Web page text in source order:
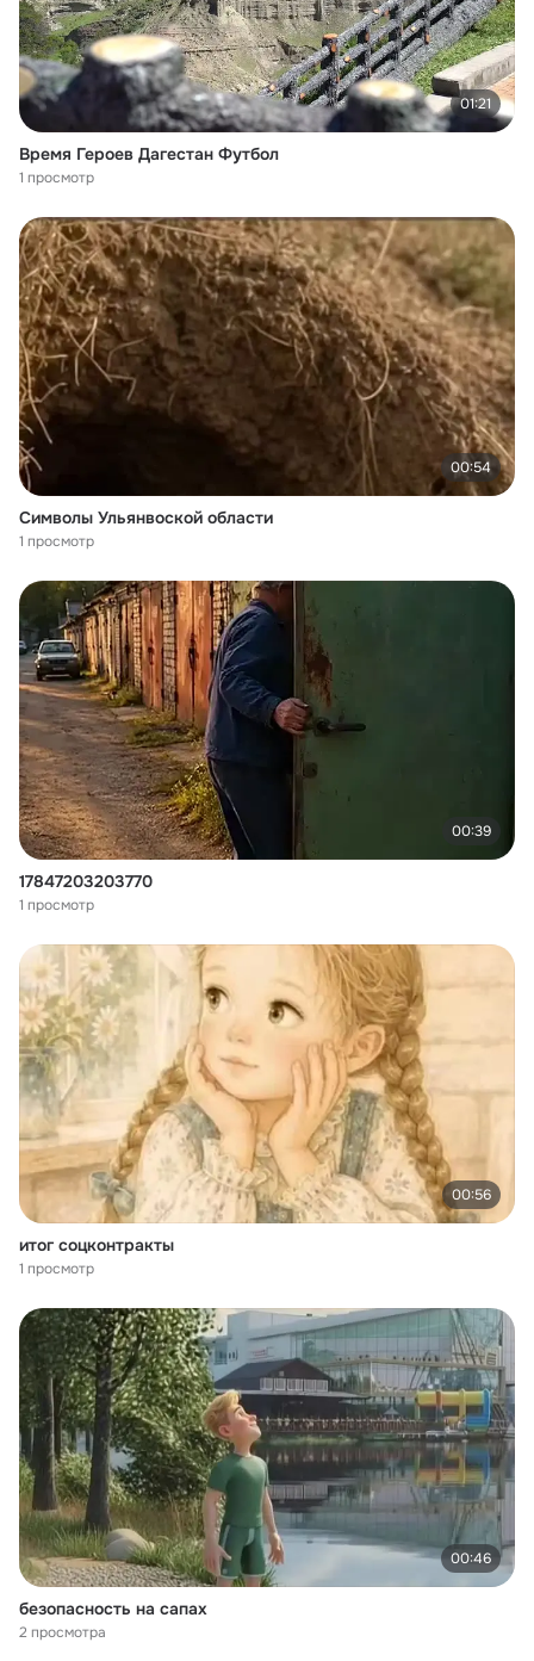
01:21
Время Героев Дагестан Футбол
1 просмотр
00:54
Символы Ульянвоской области
1 просмотр
00:39
17847203203770
1 просмотр
00:56
итог соцконтракты
1 просмотр
00:46
безопасность на сапах
2 просмотра